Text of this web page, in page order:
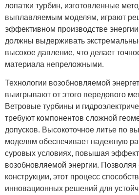
лопатки турбин, изготовленные
выплавляемым моделям, играют
эффективном производстве
должны выдерживать
высокое давление, что делает
материала непреложными.
Технологии возобновляемой
выигрывают от этого передового
Ветровые турбины и
требуют компонентов сложной
допусков. Высокоточное литье по
моделям обеспечивает надежную
суровых условиях, повышая
возобновляемой энергии.
конструкции, этот процесс
инновационных решений для